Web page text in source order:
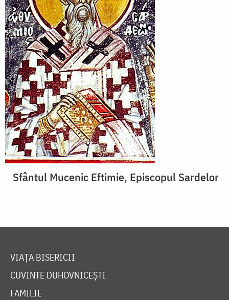
Sfântul Mucenic Eftimie, Episcopul Sardelor
VIAȚA BISERICII
CUVINTE DUHOVNICEȘTI
FAMILIE